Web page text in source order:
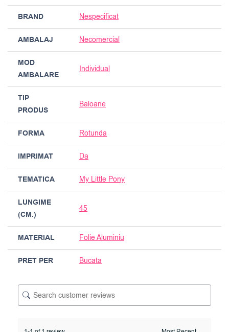
BRAND Nespecificat
AMBALAJ Necomercial
MOD
AMBALARE
Individual
TIP
PRODUS
Baloane
FORMA Rotunda
IMPRIMAT Da
TEMATICA My Little Pony
LUNGIME
(CM.)
45
MATERIAL Folie Aluminiu
PRET PER Bucata